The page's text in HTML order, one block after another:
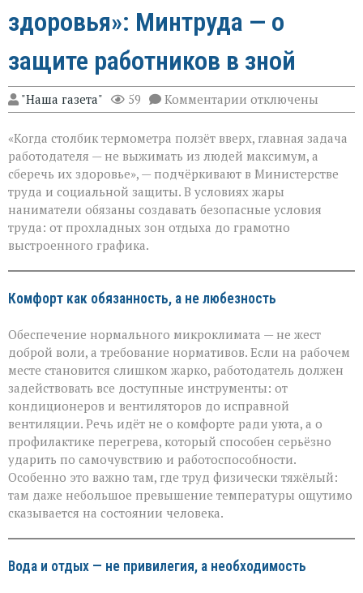
здоровья»: Минтруда — о
защите работников в зной
"Наша газета" 59 Комментарии к
записи
не
должна
стоить
здоровья»:
Минтруда — о
защите
работников
в
отключены
«Когда столбик термометра ползёт вверх, главная задача
работодателя — не выжимать из людей максимум, а
сберечь их здоровье», — подчёркивают в Министерстве
труда и социальной защиты. В условиях жары
наниматели обязаны создавать безопасные условия
труда: от прохладных зон отдыха до грамотно
выстроенного графика.
Комфорт как обязанность, а не любезность
Обеспечение нормального микроклимата — не жест
доброй воли, а требование нормативов. Если на рабочем
месте становится слишком жарко, работодатель должен
задействовать все доступные инструменты: от
кондиционеров и вентиляторов до исправной
вентиляции. Речь идёт не о комфорте ради уюта, а о
профилактике перегрева, который способен серьёзно
ударить по самочувствию и работоспособности.
Особенно это важно там, где труд физически тяжёлый:
там даже небольшое превышение температуры ощутимо
сказывается на состоянии человека.
Вода и отдых — не привилегия, а необходимость